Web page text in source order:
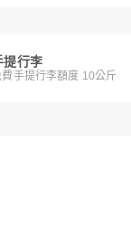
提行李
費手提行李額度 10公斤